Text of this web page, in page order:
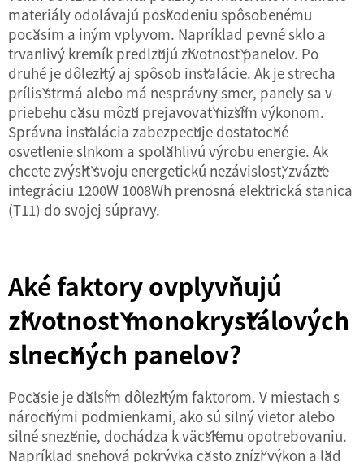
materiály odolávajú poškodeniu spôsobenému
počasím a iným vplyvom. Napríklad pevné sklo a
trvanlivý kremík predlžujú životnosť panelov. Po
druhé je dôležitý aj spôsob inštalácie. Ak je strecha
príliš strmá alebo má nesprávny smer, panely sa v
priebehu času môžu prejavovať nižším výkonom.
Správna inštalácia zabezpečuje dostatočné
osvetlenie slnkom a spoľahlivú výrobu energie. Ak
chcete zvýšiť svoju energetickú nezávislosť, zvážte
integráciu 1200W 1008Wh prenosná elektrická stanica
(T11) do svojej súpravy.
Aké faktory ovplyvňujú
životnosť monokryštálových
slnečných panelov?
Počasie je ďalším dôležitým faktorom. V miestach s
náročnými podmienkami, ako sú silný vietor alebo
silné sneženie, dochádza k väčšiemu opotrebovaniu.
Napríklad snehová pokrývka často zníži výkon a ľad